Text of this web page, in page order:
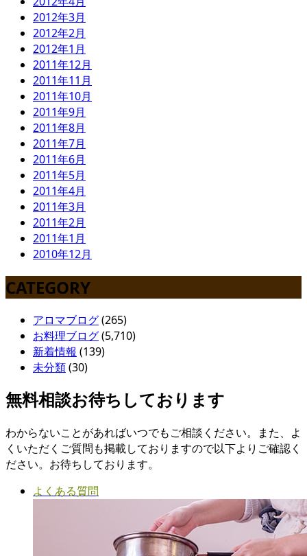
2012年3月
2012年2月
2012年1月
2011年12月
2011年11月
2011年10月
2011年9月
2011年8月
2011年7月
2011年6月
2011年5月
2011年4月
2011年3月
2011年2月
2011年1月
2010年12月
CATEGORY
アロマブログ(265)
お料理ブログ(5,710)
新着情報 (139)
未分類(30)
無料相談お待ちしております
わからないことがあればいつでもご相談ください。また、よ
くいただくご質問も掲載しておりますので以下よりご確認く
ださい。お待ちしております。
よくある質問